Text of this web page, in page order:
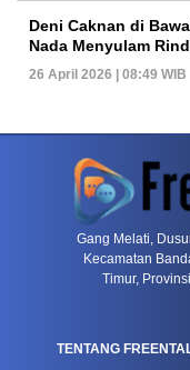
Deni Caknan di
Nada Menyulam
26 April 2026 | 08:49 WIB
Gang Melati,
Kecamatan
Timur,
TENTANG